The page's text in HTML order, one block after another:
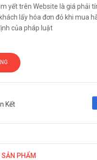
yết trên Website là giá phải
lấy hóa đơn đỏ khi mua
của pháp luật
Kết
SẢN PHẨM